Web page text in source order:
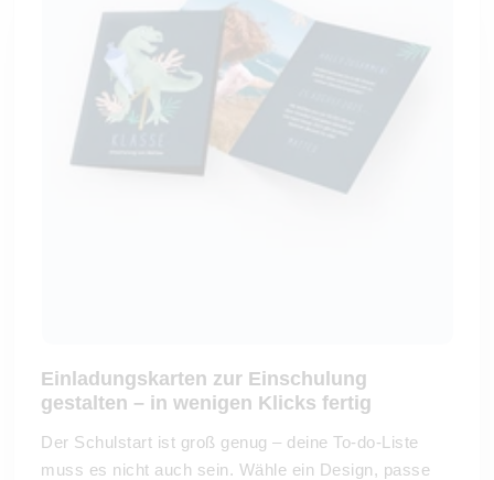
Einladungskarten zur Einschulung
gestalten – in wenigen Klicks fertig
Der Schulstart ist groß genug – deine To-do-Liste
muss es nicht auch sein. Wähle ein Design, passe